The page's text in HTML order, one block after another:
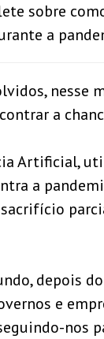
sobre
a
nesse
a
Artificial,
a
sacrifício
depois
e
nos